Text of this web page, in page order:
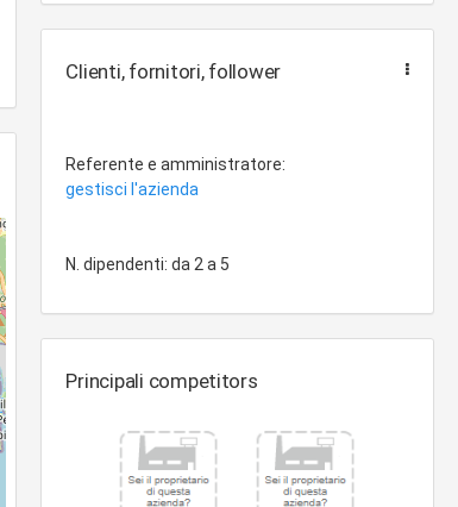
Clienti, fornitori, follower
Referente e amministratore:
gestisci l'azienda
N. dipendenti: da 2 a 5
Principali competitors